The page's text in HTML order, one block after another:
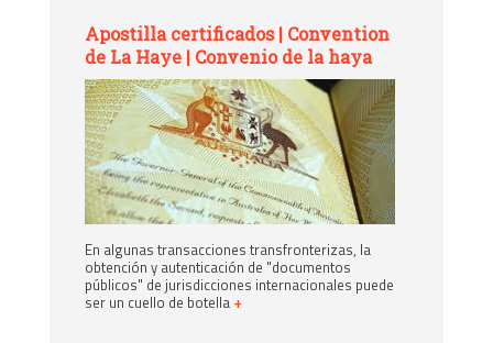
Apostilla certificados | Convention
de La Haye | Convenio de la haya
En algunas transacciones transfronterizas, la
obtención y autenticación de "documentos
públicos" de jurisdicciones internacionales puede
ser un cuello de botella +